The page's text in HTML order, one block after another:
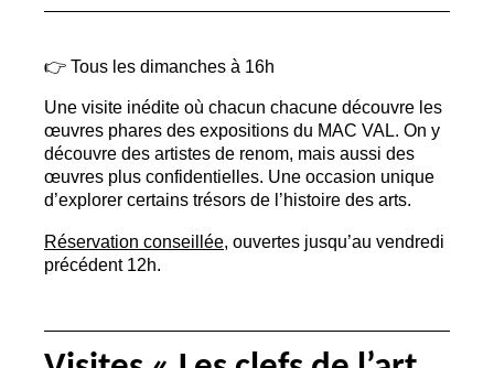
👉 Tous les dimanches à 16h
Une visite inédite où chacun chacune découvre les
œuvres phares des expositions du MAC VAL. On y
découvre des artistes de renom, mais aussi des
œuvres plus confidentielles. Une occasion unique
d’explorer certains trésors de l’histoire des arts.
Réservation conseillée, ouvertes jusqu’au vendredi
précédent 12h.